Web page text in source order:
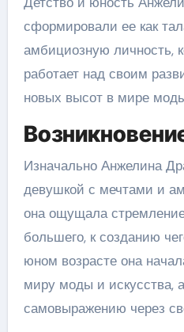
сформировали ее как
амбициозную личность,
работает над своим
новых высот в мире
Изначально Анжелина
девушкой с мечтами и
она ощущала
большего, к созданию
юном возрасте она
миру моды и искусства,
самовыражению через